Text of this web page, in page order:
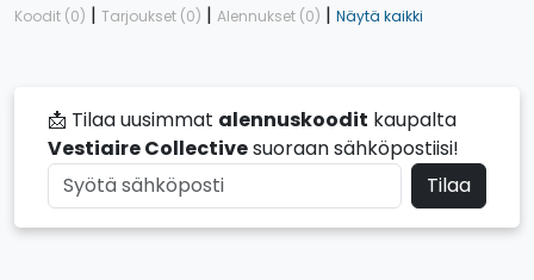
Koodit (0) | Tarjoukset (0) | Alennukset (0) | Näytä kaikki
📩 Tilaa uusimmat alennuskoodit kaupalta
Vestiaire Collectivesuoraan sähköpostiisi!
Tilaa